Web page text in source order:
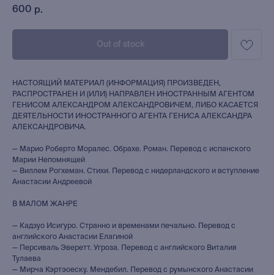
600 р.
Out of stock
НАСТОЯЩИЙ МАТЕРИАЛ (ИНФОРМАЦИЯ) ПРОИЗВЕДЕН,
РАСПРОСТРАНЕН И (ИЛИ) НАПРАВЛЕН ИНОСТРАННЫМ АГЕНТОМ
ГЕНИСОМ АЛЕКСАНДРОМ АЛЕКСАНДРОВИЧЕМ, ЛИБО КАСАЕТСЯ
ДЕЯТЕЛЬНОСТИ ИНОСТРАННОГО АГЕНТА ГЕНИСА АЛЕКСАНДРА
АЛЕКСАНДРОВИЧА.
— Марио Роберто Моралес. Обрахе. Роман. Перевод с испанского
Марии Непомнящей
— Виллем Рогхеман. Стихи. Перевод с нидерландского и вступление
Анастасии Андреевой
В МАЛОМ ЖАНРЕ
— Кадзуо Исигуро. Странно и временами печально. Перевод с
английского Анастасии Елагиной
— Персиваль Эверетт. Угроза. Перевод с английского Виталия
Тулаева
— Мирча Кэртэоеску. Мендебил. Перевод с румынского Анастасии